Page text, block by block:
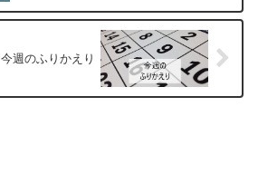
今週のふりかえり